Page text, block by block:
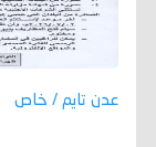
عدن تايم / خاص